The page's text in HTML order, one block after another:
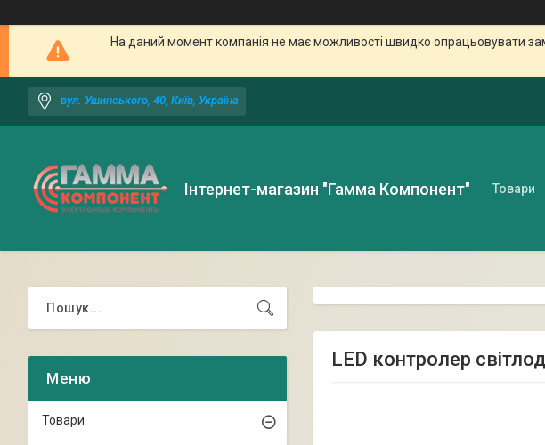
На даний момент компанія не має можливості швидко опрацьовувати
вул. Ушинського, 40, Київ, Україна
Інтернет-магазин "Гамма Компонент" Товари
LED контролер
Товари